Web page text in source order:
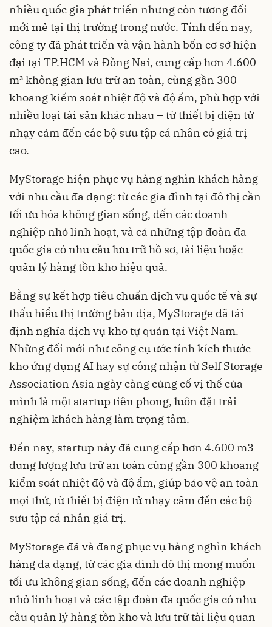
nhiều quốc gia phát triển nhưng còn tương đối
mới mẻ tại thị trường trong nước. Tính đến nay,
công ty đã phát triển và vận hành bốn cơ sở hiện
đại tại TP.HCM và Đồng Nai, cung cấp hơn 4.600
m³ không gian lưu trữ an toàn, cùng gần 300
khoang kiểm soát nhiệt độ và độ ẩm, phù hợp với
nhiều loại tài sản khác nhau – từ thiết bị điện tử
nhạy cảm đến các bộ sưu tập cá nhân có giá trị
cao.
MyStorage hiện phục vụ hàng nghìn khách hàng
với nhu cầu đa dạng: từ các gia đình tại đô thị cần
tối ưu hóa không gian sống, đến các doanh
nghiệp nhỏ linh hoạt, và cả những tập đoàn đa
quốc gia có nhu cầu lưu trữ hồ sơ, tài liệu hoặc
quản lý hàng tồn kho hiệu quả.
Bằng sự kết hợp tiêu chuẩn dịch vụ quốc tế và sự
thấu hiểu thị trường bản địa, MyStorage đã tái
định nghĩa dịch vụ kho tự quản tại Việt Nam.
Những đổi mới như công cụ ước tính kích thước
kho ứng dụng AI hay sự công nhận từ Self Storage
Association Asia ngày càng củng cố vị thế của
mình là một startup tiên phong, luôn đặt trải
nghiệm khách hàng làm trọng tâm.
Đến nay, startup này đã cung cấp hơn 4.600 m3
dung lượng lưu trữ an toàn cùng gần 300 khoang
kiểm soát nhiệt độ và độ ẩm, giúp bảo vệ an toàn
mọi thứ, từ thiết bị điện tử nhạy cảm đến các bộ
sưu tập cá nhân giá trị.
MyStorage đã và đang phục vụ hàng nghìn khách
hàng đa dạng, từ các gia đình đô thị mong muốn
tối ưu không gian sống, đến các doanh nghiệp
nhỏ linh hoạt và các tập đoàn đa quốc gia có nhu
cầu quản lý hàng tồn kho và lưu trữ tài liệu quan